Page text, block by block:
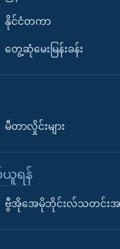
နိုင်ငံတကာ
တွေ့ဆုံမေးမြန်းခန်း
မီတာလှိုင်းများ
ယူရန်
ဗွီအိုအေမိုဘိုင်းလ်သတင်းအ